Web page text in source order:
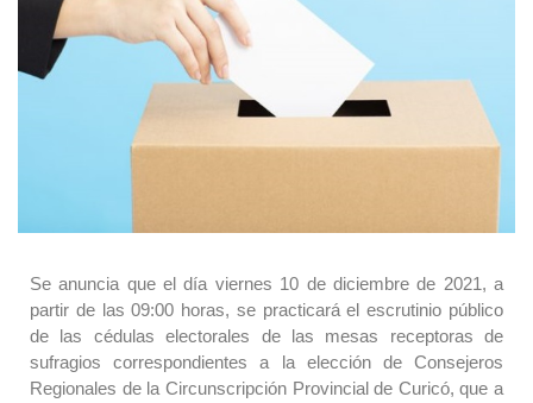
Se anuncia que el día viernes 10 de diciembre de 2021, a
partir de las 09:00 horas, se practicará el escrutinio público
de las cédulas electorales de las mesas receptoras de
sufragios correspondientes a la elección de Consejeros
Regionales de la Circunscripción Provincial de Curicó, que a